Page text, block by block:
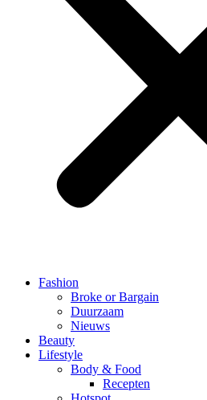
Fashion
Broke or Bargain
Duurzaam
Nieuws
Beauty
Lifestyle
Body & Food
Recepten